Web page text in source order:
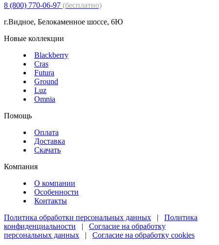
8 (800) 770-06-97 (бесплатно)
г.Видное, Белокаменное шоссе, 6Ю
Новые коллекции
Blackberry
Cras
Futura
Ground
Luz
Omnia
Помощь
Оплата
Доставка
Скачать
Компания
О компании
Особенности
Контакты
Политика обработки персональных данных | Политика
конфиденциальности | Согласие на обработку
персональных данных | Согласие на обработку cookies